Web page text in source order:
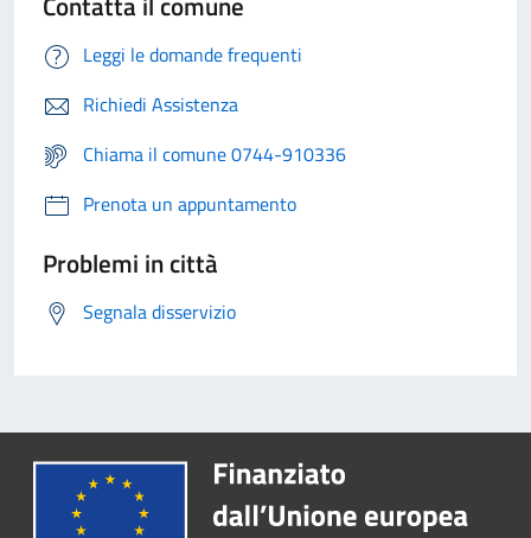
Leggi le domande frequenti
Richiedi Assistenza
Chiama il comune 0744-910336
Prenota un appuntamento
Problemi in città
Segnala disservizio